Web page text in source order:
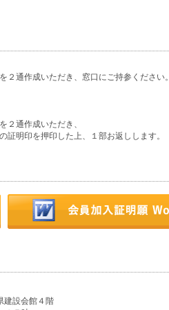
通作成いただき、窓口にご持参ください。
２通作成いただき、
明印を押印した上、１部お返しします。
建設会館４階